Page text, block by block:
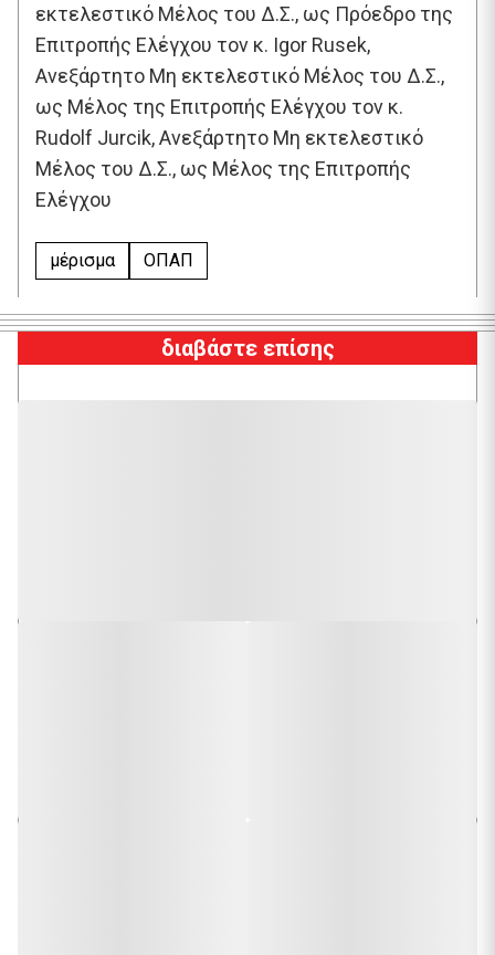
εκτελεστικό Μέλος του Δ.Σ., ως Πρόεδρο της
Επιτροπής Ελέγχου τον κ. Igor Rusek,
Ανεξάρτητο Μη εκτελεστικό Μέλος του Δ.Σ.,
ως Μέλος της Επιτροπής Ελέγχου τον κ.
Rudolf Jurcik, Ανεξάρτητο Μη εκτελεστικό
Μέλος του Δ.Σ., ως Μέλος της Επιτροπής
Ελέγχου
μέρισμα ΟΠΑΠ
διαβάστε επίσης